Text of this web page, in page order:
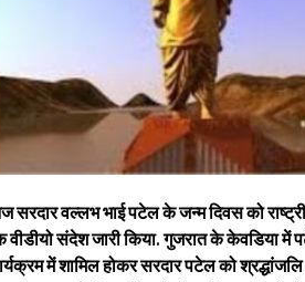
सरदार वल्लभ भाई पटेल के जन्म दिवस को
वीडीयो संदेश जारी किया. गुजरात के केवडिया में
में शामिल होकर सरदार पटेल को